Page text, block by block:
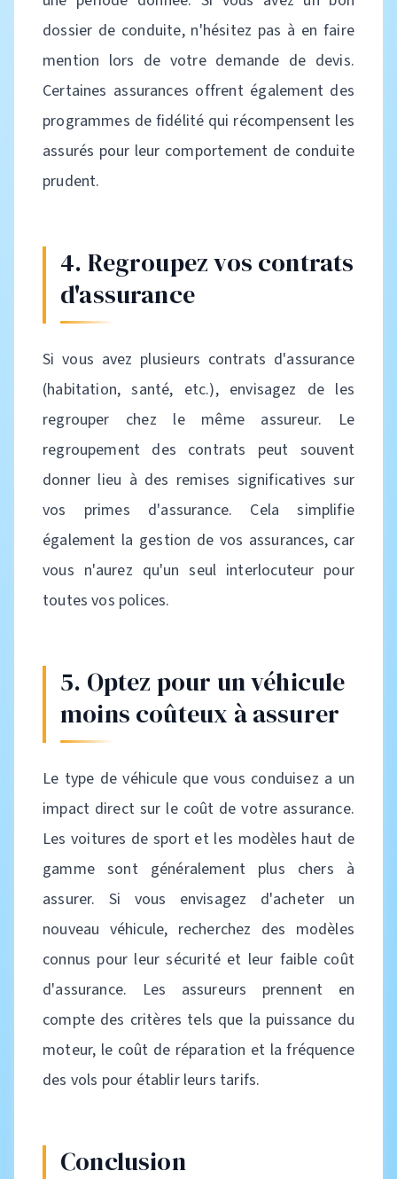
dossier de conduite, n'hésitez pas à en faire
mention lors de votre demande de devis.
Certaines assurances offrent également des
programmes de fidélité qui récompensent les
assurés pour leur comportement de conduite
prudent.
4. Regroupez vos contrats
d'assurance
Si vous avez plusieurs contrats d'assurance
(habitation, santé, etc.), envisagez de les
regrouper chez le même assureur. Le
regroupement des contrats peut souvent
donner lieu à des remises significatives sur
vos primes d'assurance. Cela simplifie
également la gestion de vos assurances, car
vous n'aurez qu'un seul interlocuteur pour
toutes vos polices.
5. Optez pour un véhicule
moins coûteux à assurer
Le type de véhicule que vous conduisez a un
impact direct sur le coût de votre assurance.
Les voitures de sport et les modèles haut de
gamme sont généralement plus chers à
assurer. Si vous envisagez d'acheter un
nouveau véhicule, recherchez des modèles
connus pour leur sécurité et leur faible coût
d'assurance. Les assureurs prennent en
compte des critères tels que la puissance du
moteur, le coût de réparation et la fréquence
des vols pour établir leurs tarifs.
Conclusion